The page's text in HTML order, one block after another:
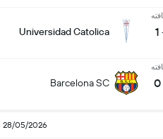
1
Universidad Catolica
0
Barcelona SC
28/05/2026